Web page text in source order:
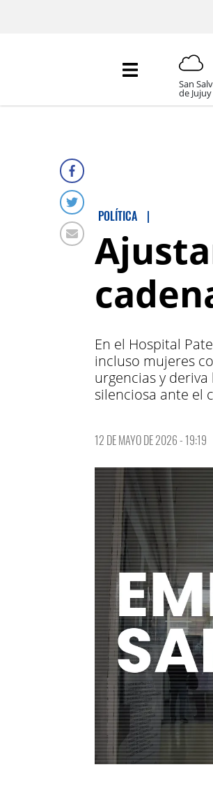
San
de Jujuy
POLÍTICA |
En el Hospital
incluso mujeres
urgencias y
silenciosa ante el
12 DE MAYO DE 2026 - 19:19